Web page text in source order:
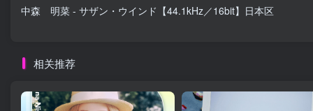
中森 明菜 - サザン・ウインド【44.1kHz／16bit】日本区
相关推荐